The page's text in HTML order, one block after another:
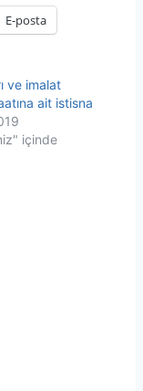
E-posta
ve imalat
ait istisna
içinde